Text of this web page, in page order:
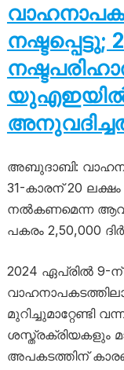
നഷ്ടപ്പെട്ടു;
യുഎഇയിൽ
അബുദാബി:
31-കാരന് 20
നൽകണമെന്ന
പകരം 2,50,000
2024 ഏപ്രിൽ 9-
മുറിച്ചുമാറ്റേണ്ടി
ശസ്ത്രക്രിയകളും
അപകടത്തിന്